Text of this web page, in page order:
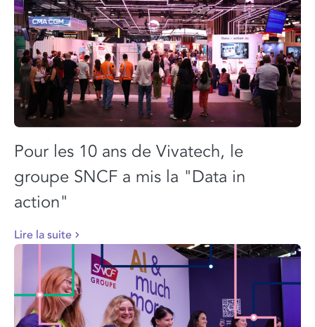
Pour les 10 ans de Vivatech, le
groupe SNCF a mis la "Data in
action"
Lire la suite